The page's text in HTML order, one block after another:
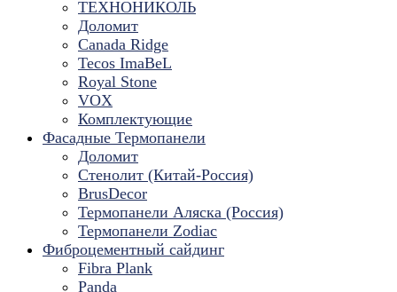
ТЕХНОНИКОЛЬ
Доломит
Canada Ridge
Tecos ImaBeL
Royal Stone
VOX
Комплектующие
Фасадные Термопанели
Доломит
Стенолит (Китай-Россия)
BrusDecor
Термопанели Аляска (Россия)
Термопанели Zodiac
Фиброцементный сайдинг
Fibra Plank
Panda